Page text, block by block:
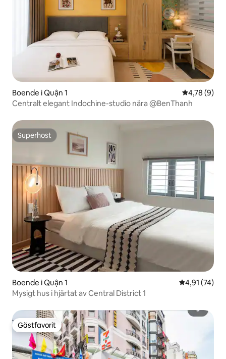
Boende i Quận 1 4,78 av 5 i
4,78 (9)
Centralt elegant Indochine-studio nära @BenThanh
Superhost
Superhost
Boende i Quận 1 4,91 av 5 i
4,91 (74)
Mysigt hus i hjärtat av Central District 1
Gästfavorit
Gästfavorit